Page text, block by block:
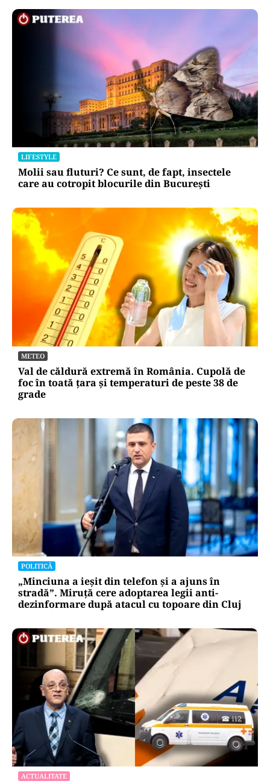
LIFESTYLE
Molii sau fluturi? Ce sunt, de fapt, insectele
care au cotropit blocurile din București
METEO
Val de căldură extremă în România. Cupolă de
foc în toată țara și temperaturi de peste 38 de
grade
POLITICĂ
„Minciuna a ieșit din telefon și a ajuns în
stradă”. Miruță cere adoptarea legii anti-
dezinformare după atacul cu topoare din Cluj
ACTUALITATE